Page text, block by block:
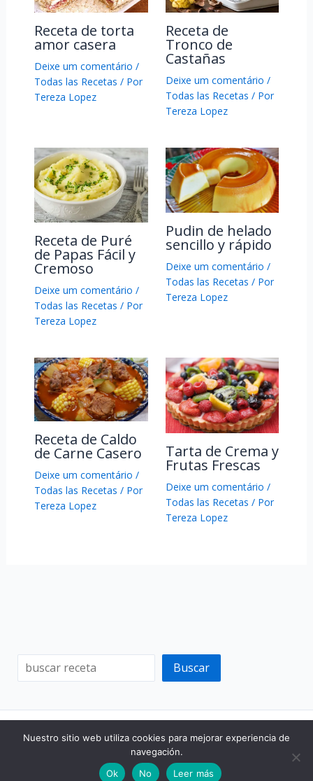
Receta de torta
amor casera
Deixe um comentário /
Todas las Recetas / Por
Tereza Lopez
Receta de
Tronco de
Castañas
Deixe um comentário /
Todas las Recetas / Por
Tereza Lopez
Receta de Puré
de Papas Fácil y
Cremoso
Deixe um comentário /
Todas las Recetas / Por
Tereza Lopez
Pudin de helado
sencillo y rápido
Deixe um comentário /
Todas las Recetas / Por
Tereza Lopez
Receta de Caldo
de Carne Casero
Deixe um comentário /
Todas las Recetas / Por
Tereza Lopez
Tarta de Crema y
Frutas Frescas
Deixe um comentário /
Todas las Recetas / Por
Tereza Lopez
Buscar
Copyright © 2026 Recetas Secretas
Nuestro sitio web utiliza cookies para mejorar experiencia de
navegación.
Ok
No Leer más